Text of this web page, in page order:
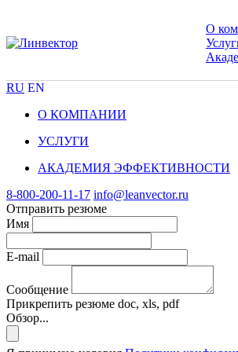
О
RU EN
О КОМПАНИИ
УСЛУГИ
АКАДЕМИЯ ЭФФЕКТИВНОСТИ
8-800-200-11-17 info@leanvector.ru
Отправить резюме
Имя
E-mail
Сообщение
Прикрепить резюме doc, xls, pdf
Обзор...